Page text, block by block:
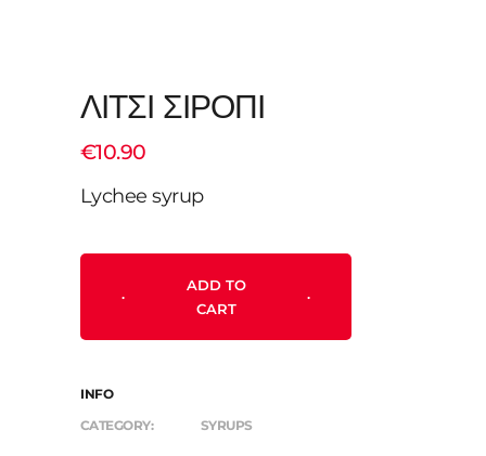
ΛΙΤΣΙ ΣΙΡΟΠΙ
€10.90
Lychee syrup
ADD TO
CART
INFO
CATEGORY:
SYRUPS